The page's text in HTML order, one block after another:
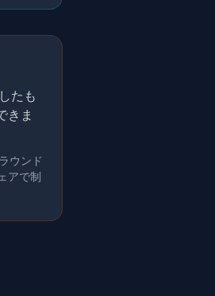
たも
きま
ウンド
アで制